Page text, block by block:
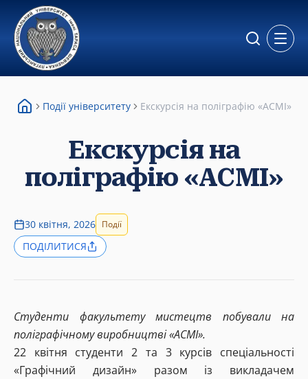
Події університету Екскурсія на поліграфію «АСМІ»
Екскурсія на
поліграфію «АСМІ»
30 квітня, 2026 Події
ПОДІЛИТИСЯ
Студенти факультету мистецтв побували на
поліграфічному виробництві «АСМІ».
22 квітня студенти 2 та 3 курсів спеціальності
«Графічний дизайн» разом із викладачем